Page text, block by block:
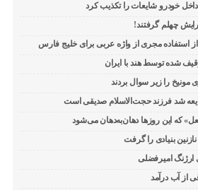
داخل خودرو شایعات را تکذیب کرد
چهلم گرفتند!
استفاده مجری از واژه عربی برای خلیج فارس
شده توسط هند با ایران
شد فرزند حجت‌الاسلام صدیقی است
که این روزها دهان‌به‌دهان می‌شود
بنیادی را گرفت
از آب درآمد